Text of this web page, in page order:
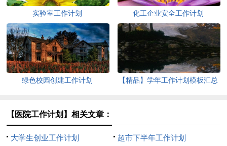
实验室工作计划 化工企业安全工作计划
绿色校园创建工作计划
【精品】学年工作计划模板汇总
【医院工作计划】相关文章：
大学生创业工作计划 超市下半年工作计划